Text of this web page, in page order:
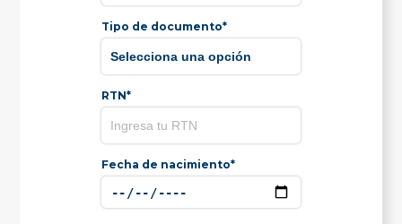
Tipo de documento*
RTN*
Fecha de nacimiento*